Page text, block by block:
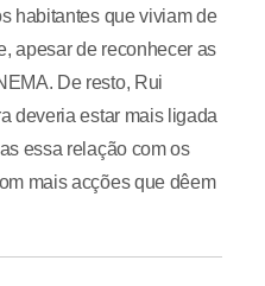
habitantes que viviam de
apesar de reconhecer as
De resto, Rui
deveria estar mais ligada
essa relação com os
mais acções que dêem